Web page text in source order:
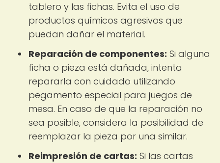
tablero y las fichas. Evita el uso de
productos químicos agresivos que
puedan dañar el material.
Reparación de componentes: Si alguna
ficha o pieza está dañada, intenta
repararla con cuidado utilizando
pegamento especial para juegos de
mesa. En caso de que la reparación no
sea posible, considera la posibilidad de
reemplazar la pieza por una similar.
Reimpresión de cartas: Si las cartas